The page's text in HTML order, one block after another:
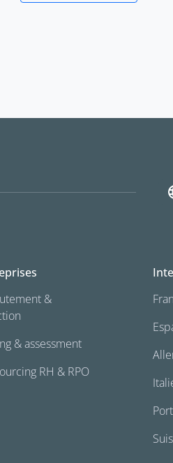
&
& assessment
RH & RPO